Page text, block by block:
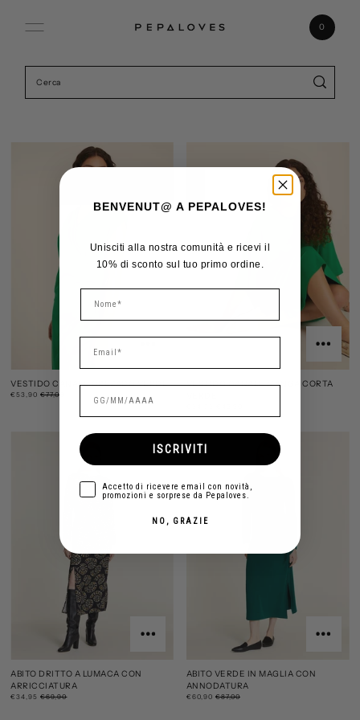
0
VESTIDO CANALE CRUZADO VERDE
€53,90 €77,00
VESTIDO CANALE MANGA CORTA
ABITO DRITTO A LUMACA CON
ARRICCIATURA
€34,95 €69,90
ABITO VERDE IN MAGLIA CON
ANNODATURA
€60,90 €87,00
BENVENUT@ A PEPALOVES!
Unisciti alla nostra comunità e ricevi il
10% di sconto sul tuo primo ordine.
ISCRIVITI
aceptarAccetto di ricevere email con novità,
promozioni e sorprese da Pepaloves.
NO, GRAZIE